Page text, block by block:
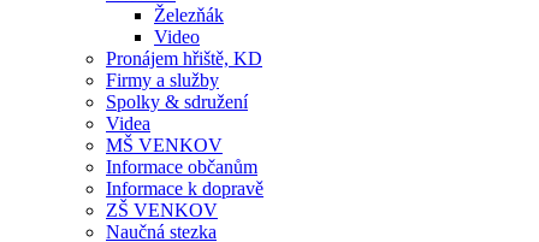
Železňák
Video
Pronájem hřiště, KD
Firmy a služby
Spolky & sdružení
Videa
MŠ VENKOV
Informace občanům
Informace k dopravě
ZŠ VENKOV
Naučná stezka